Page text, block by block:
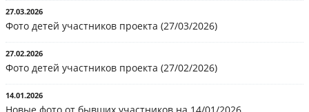
27.03.2026
Фото детей участников проекта (27/03/2026)
27.02.2026
Фото детей участников проекта (27/02/2026)
14.01.2026